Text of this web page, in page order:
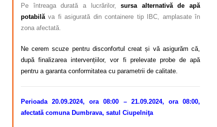
Pe întreaga durată a lucrărilor,sursa alternativă de apă
potabilă va fi asigurată din containere tip IBC, amplasate în
zona afectată.
Ne cerem scuze pentru disconfortul creat și vă asigurăm că,
după finalizarea intervențiilor, vor fi prelevate probe de apă
pentru a garanta conformitatea cu parametrii de calitate.
Perioada 20.09.2024, ora 08:00 – 21.09.2024, ora 08:00,
afectată comuna Dumbrava, satul Ciupelniţa